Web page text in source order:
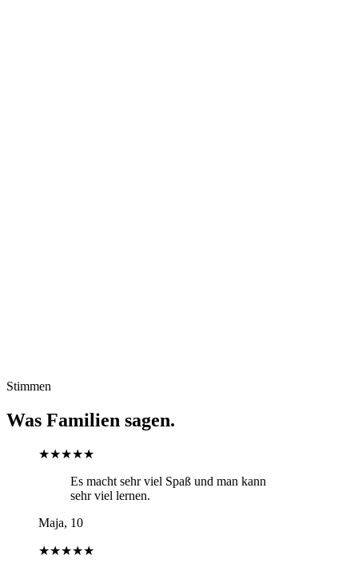
Als Geschenk kaufen
Stimmen
Was Familien sagen.
★★★★★
Es macht sehr viel Spaß und man kann
sehr viel lernen.
Maja, 10
★★★★★